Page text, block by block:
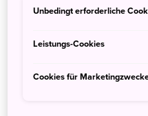
außergewöhnlich rein,
als das einzigartige „Niyodo
Reisende haben die
Phänomen – einen kaum
Unbedingt erforderliche
Leistungs-Cookies
Cookies für